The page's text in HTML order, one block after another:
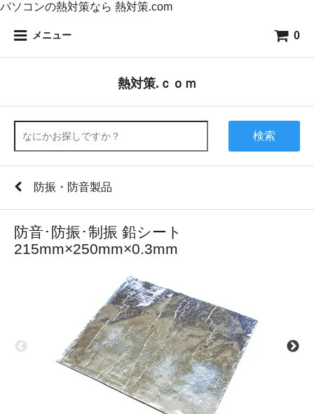
パソコンの熱対策なら 熱対策.com
メニュー 0
熱対策.ｃｏｍ
検索
防振・防音製品
防音･防振･制振 鉛シート
215mm×250mm×0.3mm